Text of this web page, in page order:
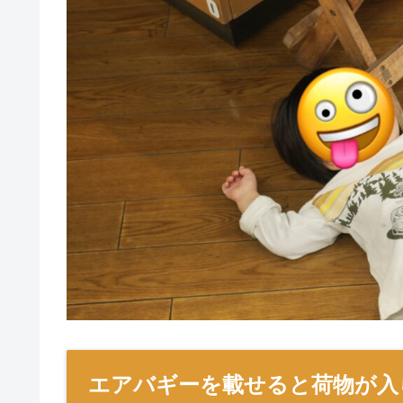
エアバギーを載せると荷物が